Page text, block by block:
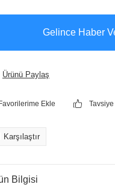
Gelince Haber
Ürünü Paylaş
Karşılaştır
Bilgisi